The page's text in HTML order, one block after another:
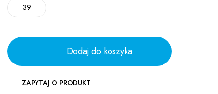
39
Dodaj do koszyka
ZAPYTAJ O PRODUKT